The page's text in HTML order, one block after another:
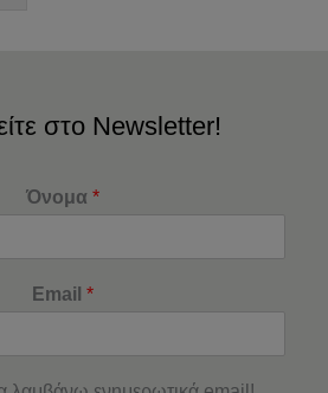
στο Newsletter!
Όνομα *
Email *